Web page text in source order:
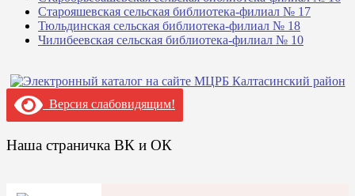
Старояшевская сельская библиотека-филиал № 17
Тюльдинская сельская библиотека-филиал № 18
Чилибеевская сельская библиотека-филиал № 10
Версия слабовидящим!
Наша страничка ВК и ОК